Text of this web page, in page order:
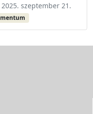
szeptember 21.